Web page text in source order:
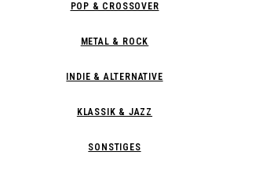
POP & CROSSOVER
METAL & ROCK
INDIE & ALTERNATIVE
KLASSIK & JAZZ
SONSTIGES